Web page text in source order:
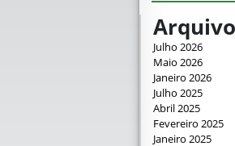
Arquivo
Julho 2026
Maio 2026
Janeiro 2026
Julho 2025
Abril 2025
Fevereiro 2025
Janeiro 2025